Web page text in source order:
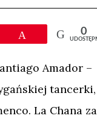
Przypnij 0
Amador –
tancerki,
La Chana za